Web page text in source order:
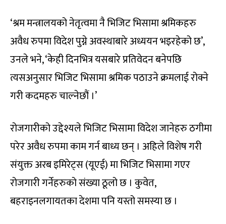
‘श्रम मन्त्रालयको नेतृत्वमा नै भिजिट भिसामा श्रमिकहरु
अवैध रुपमा विदेश पुग्ने अवस्थाबारे अध्ययन भइरहेको छ’,
उनले भने, ‘केही दिनभित्र यसबारे प्रतिवेदन बनेपछि
त्यसअनुसार भिजिट भिसामा श्रमिक पठाउने क्रमलाई रोक्ने
गरी कदमहरु चाल्नेछौं ।’
रोजगारीको उद्देश्यले भिजिट भिसामा विदेश जानेहरु ठगीमा
परेर अवैध रुपमा काम गर्न बाध्य छन् । अहिले विशेष गरी
संयुक्त अरब इमिरेट्स (यूएई) मा भिजिट भिसामा गएर
रोजगारी गर्नेहरुको संख्या ठूलो छ । कुवेत,
बहराइनलगायतका देशमा पनि यस्तो समस्या छ ।